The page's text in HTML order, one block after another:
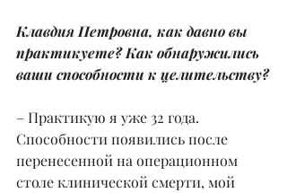
Клавдия Петровна, как давно вы
практикуете? Как обнаружились
ваши способности к целительству?
– Практикую я уже 32 года.
Способности появились после
перенесенной на операционном
столе клинической смерти, мой